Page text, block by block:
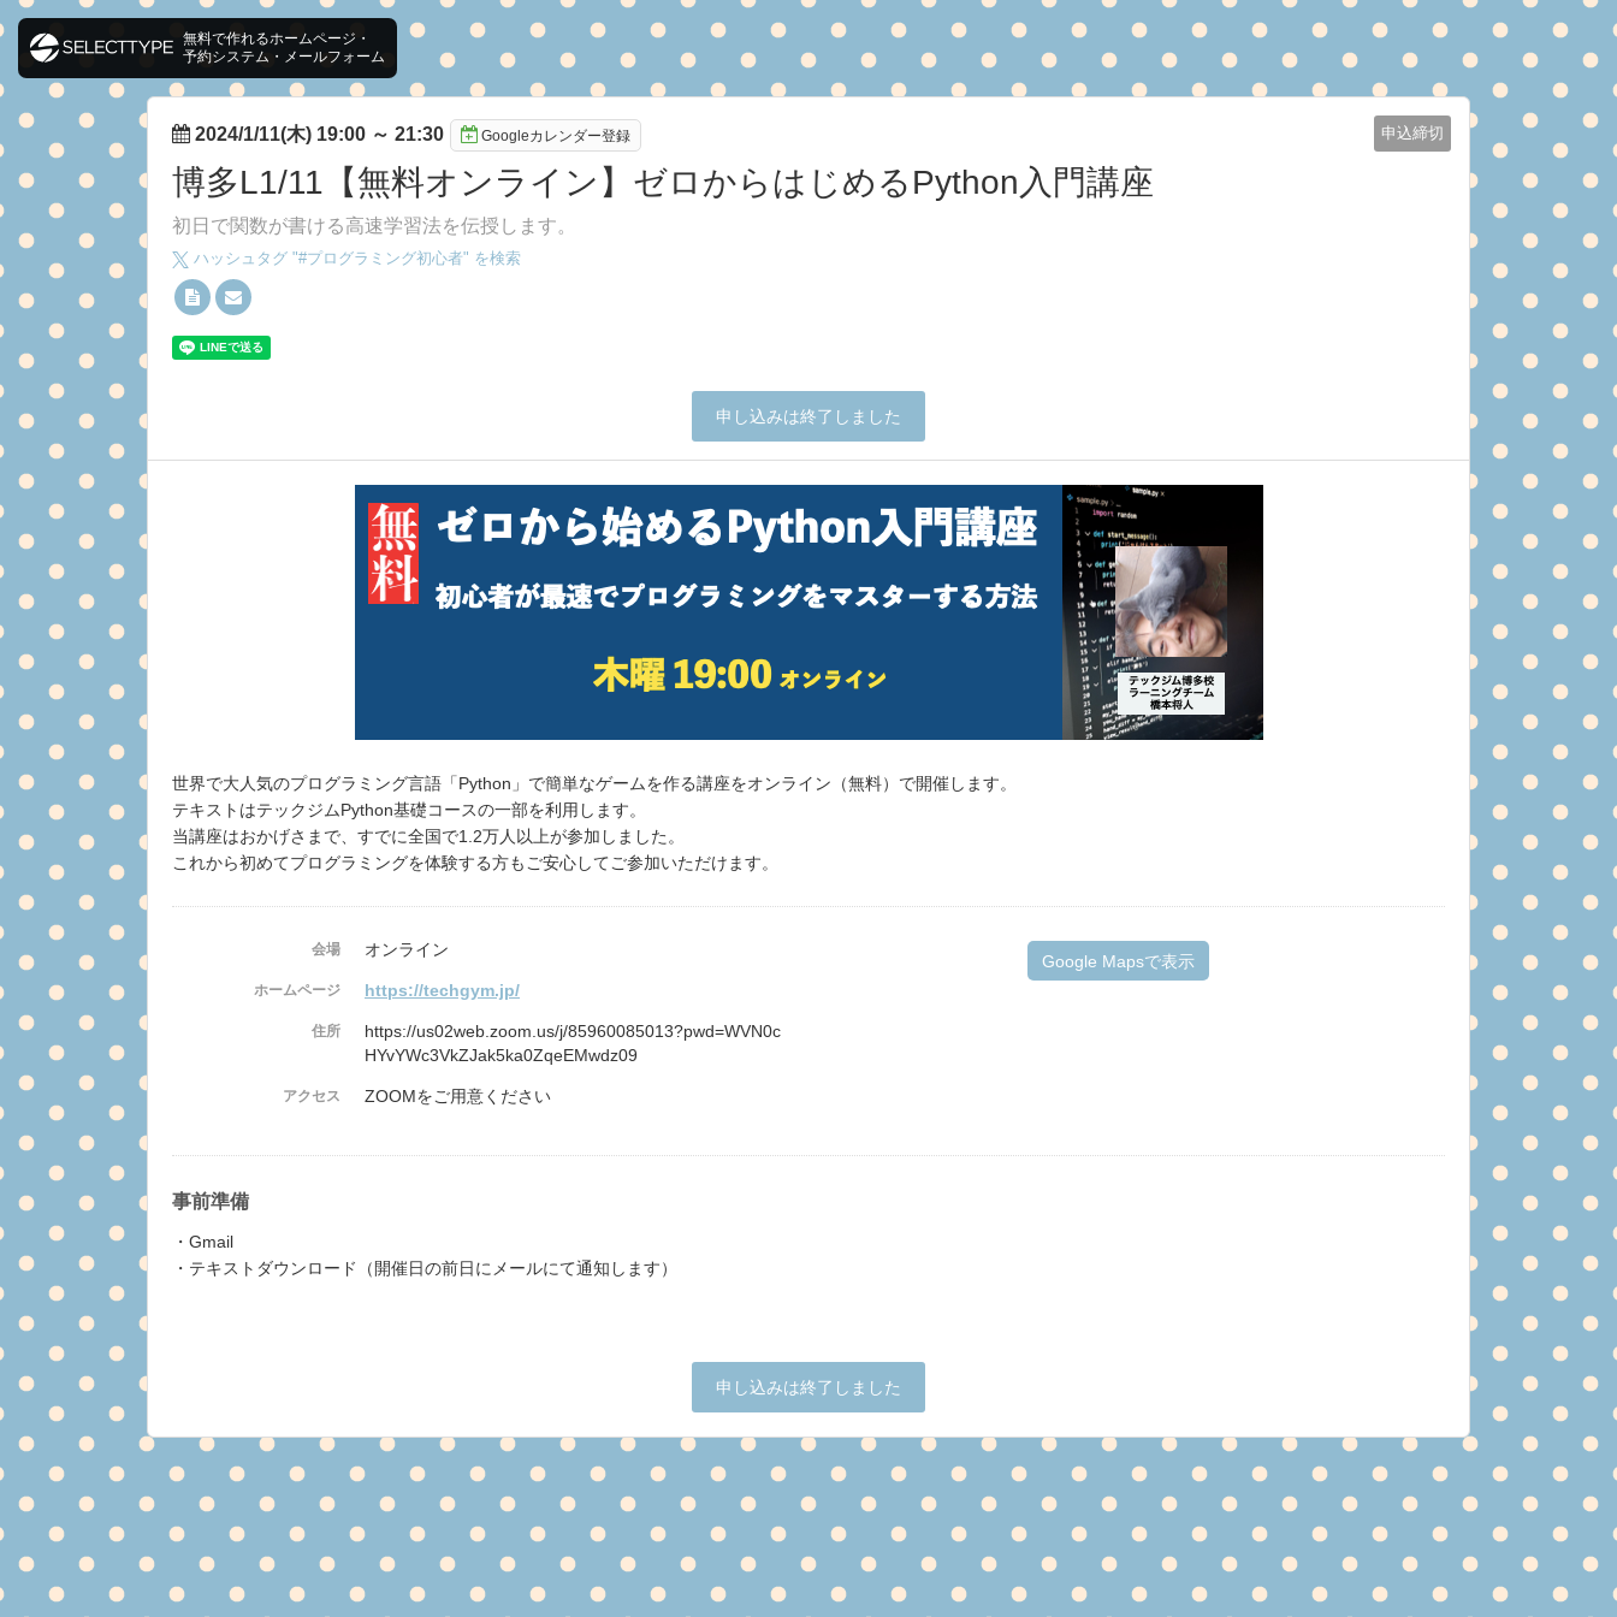
2024/1/11(木) 19:00 ～ 21:30 Googleカレンダー登録 申込締切
博多L1/11【無料オンライン】ゼロからはじめるPython入門講座
初日で関数が書ける高速学習法を伝授します。
ハッシュタグ "#プログラミング初心者" を検索
申し込みは終了しました
世界で大人気のプログラミング言語「Python」で簡単なゲームを作る講座をオンライン（無料）で開催します。
テキストはテックジムPython基礎コースの一部を利用します。
当講座はおかげさまで、すでに全国で1.2万人以上が参加しました。
これから初めてプログラミングを体験する方もご安心してご参加いただけます。
会場 オンライン
ホームページ https://techgym.jp/
住所
https://us02web.zoom.us/j/85960085013?pwd=WVN0c
HYvYWc3VkZJak5ka0ZqeEMwdz09
アクセス ZOOMをご用意ください
Google Mapsで表示
事前準備
・Gmail
・テキストダウンロード（開催日の前日にメールにて通知します）
申し込みは終了しました
無料で作れるホームページ・
予約システム・メールフォーム